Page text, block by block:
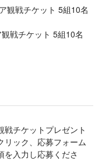
観戦チケット 5組10名
戦チケット 5組10名
チケットプレゼント
リック、応募フォーム
入力し応募くださ